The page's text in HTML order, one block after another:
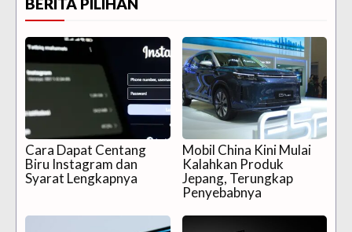
BERITA PILIHAN
Cara Dapat Centang
Biru Instagram dan
Syarat Lengkapnya
Mobil China Kini Mulai
Kalahkan Produk
Jepang, Terungkap
Penyebabnya